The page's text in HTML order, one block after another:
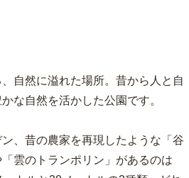
自然に溢れた場所。昔から人と自
な自然を活かした公園です。
、昔の農家を再現したような「谷
雲のトランポリン」があるのは